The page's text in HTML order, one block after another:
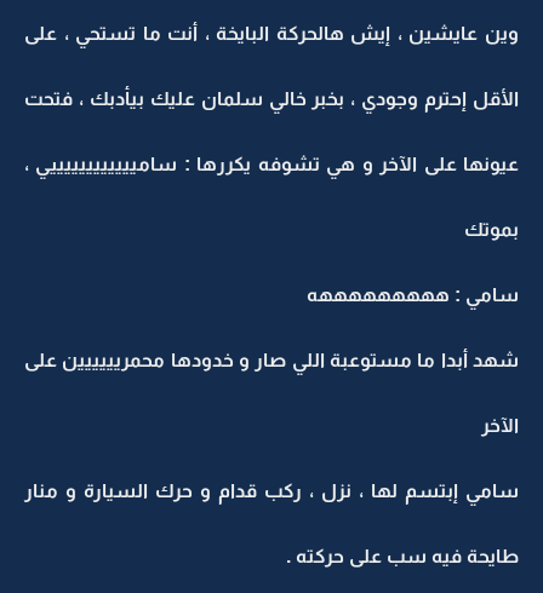
وين عايشين ، إيش هالحركة البايخة ، أنت ما تستحي ، على
الأقل إحترم وجودي ، بخبر خالي سلمان عليك بيأدبك ، فتحت
عيونها على الآخر و هي تشوفه يكررها : سامييييييييييييي ،
بموتك
سامي : هههههههههه
شهد أبدا ما مستوعبة اللي صار و خدودها محمريييييين على
الآخر
سامي إبتسم لها ، نزل ، ركب قدام و حرك السيارة و منار
طايحة فيه سب على حركته .